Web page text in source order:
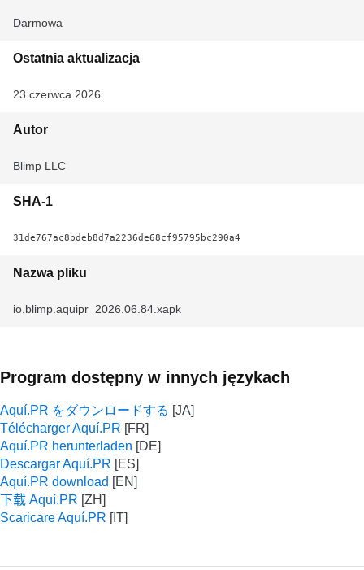
Darmowa
Ostatnia aktualizacja
23 czerwca 2026
Autor
Blimp LLC
SHA-1
31de767ac8bdeb8d7a2236de68cf95795bc290a4
Nazwa pliku
io.blimp.aquipr_2026.06.84.xapk
Program dostępny w innych językach
Aquí.PR をダウンロードする
Télécharger Aquí.PR
Aquí.PR herunterladen
Descargar Aquí.PR
Aquí.PR download
下载 Aquí.PR
Scaricare Aquí.PR